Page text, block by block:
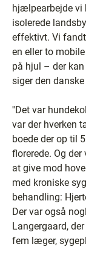
hjælpearbejde
isolerede
effektivt. Vi
en eller to
på hjul – der
siger den
''Det var
var der hverken
boede der op til
florerede. Og
at give mod
med kroniske
behandling:
Der var også
Langergaard,
fem læger,